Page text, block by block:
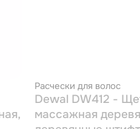
Расчески для волос
Dewal DW412 -
массажная